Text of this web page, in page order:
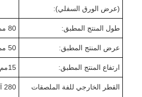
(عرض الورق السفلي):
طول المنتج المطبق: 80 مم 300 مم
عرض المنتج المطبق: 50 مم 1
ارتفاع المنتج المطبق: 15 مم 1
القطر الخارجي للفة الملصقات
Ï 280